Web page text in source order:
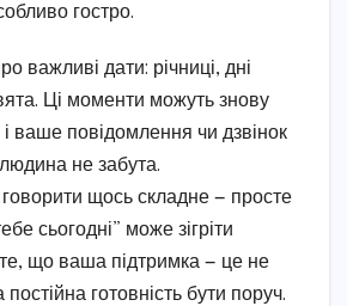
гостро.
важливі дати: річниці, дні
Ці моменти можуть знову
і ваше повідомлення чи дзвінок
не забута.
щось складне — просте
сьогодні” може зігріти
що ваша підтримка — це не
готовність бути поруч.